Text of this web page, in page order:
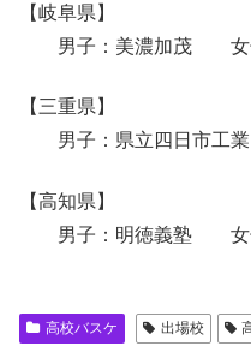
【岐阜県】
男子：美濃加茂 女
【三重県】
男子：県立四日市工
【高知県】
男子：明徳義塾 女
高校バスケ 出場校